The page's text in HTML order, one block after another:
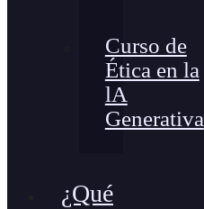
Curso de
Ética en la
lA
Generativa
¿Qué